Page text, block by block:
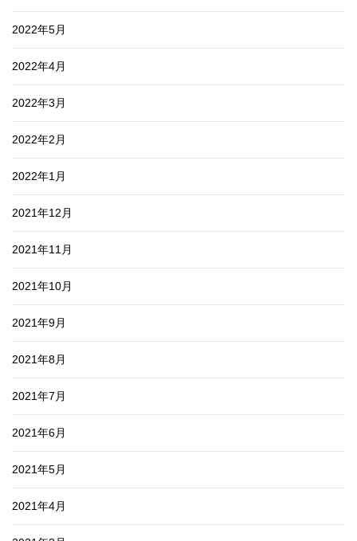
2022年5月
2022年4月
2022年3月
2022年2月
2022年1月
2021年12月
2021年11月
2021年10月
2021年9月
2021年8月
2021年7月
2021年6月
2021年5月
2021年4月